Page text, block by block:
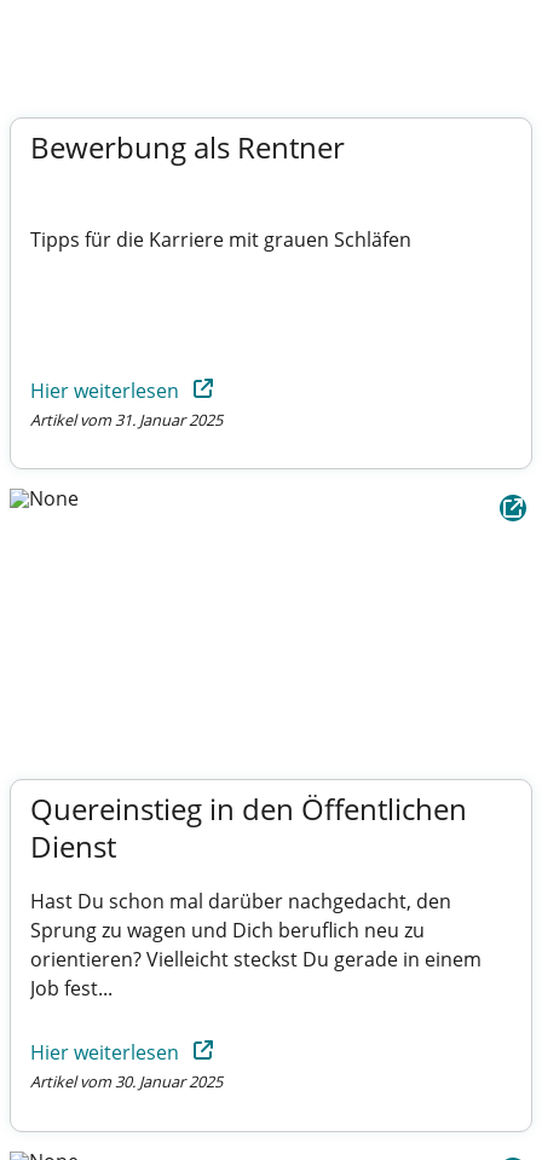
Bewerbung als Rentner
Tipps für die Karriere mit grauen Schläfen
Hier weiterlesen
Artikel vom 31. Januar 2025
Quereinstieg in den Öffentlichen
Dienst
Hast Du schon mal darüber nachgedacht, den
Sprung zu wagen und Dich beruflich neu zu
orientieren? Vielleicht steckst Du gerade in einem
Job fest...
Hier weiterlesen
Artikel vom 30. Januar 2025